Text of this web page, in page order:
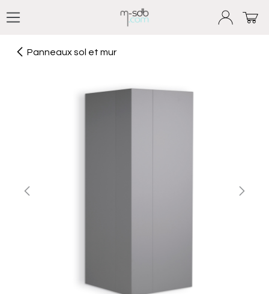
Panneaux sol et mur